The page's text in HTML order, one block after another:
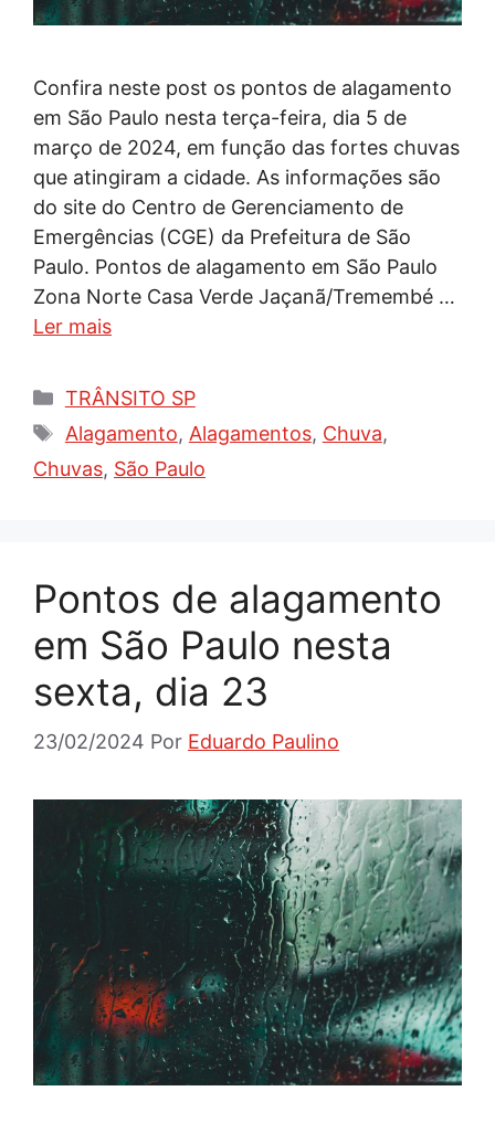
Confira neste post os pontos de alagamento
em São Paulo nesta terça-feira, dia 5 de
março de 2024, em função das fortes chuvas
que atingiram a cidade. As informações são
do site do Centro de Gerenciamento de
Emergências (CGE) da Prefeitura de São
Paulo. Pontos de alagamento em São Paulo
Zona Norte Casa Verde Jaçanã/Tremembé …
Ler mais
Categorias
TRÂNSITO SP
Tags
Alagamento, Alagamentos, Chuva,
Chuvas, São Paulo
Pontos de alagamento
em São Paulo nesta
sexta, dia 23
23/02/2024 Por Eduardo Paulino